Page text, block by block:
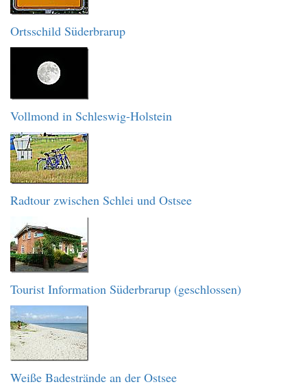
Ortsschild Süderbrarup
Vollmond in Schleswig-Holstein
Radtour zwischen Schlei und Ostsee
Tourist Information Süderbrarup (geschlossen)
Weiße Badestrände an der Ostsee